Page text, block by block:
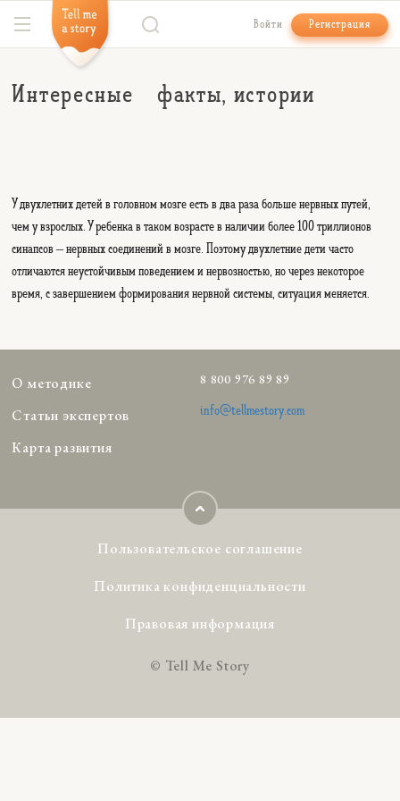
Войти Регистрация
Интересные факты, истории
У двухлетних детей в головном мозге есть в два раза больше нервных путей,
чем у взрослых. У ребенка в таком возрасте в наличии более 100 триллионов
синапсов – нервных соединений в мозге. Поэтому двухлетние дети часто
отличаются неустойчивым поведением и нервозностью, но через некоторое
время, с завершением формирования нервной системы, ситуация меняется.
О методике
Статьи экспертов
Карта развития
8 800 976 89 89
info@tellmestory.com
Пользовательское соглашение
Политика конфиденциальности
Правовая информация
© Tell Me Story